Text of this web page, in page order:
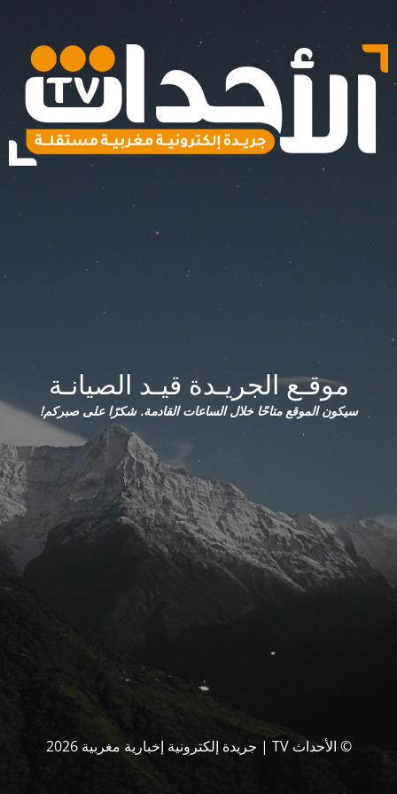
موقـع الجريـدة قيـد الصيانـة
سيكون الموقع متاحًا خلال الساعات القادمة. شكرًا على صبركم!
© الأحداث TV | جريدة إلكترونية إخبارية مغربية 2026